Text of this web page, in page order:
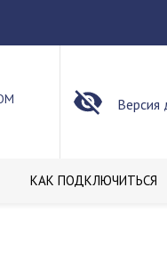
Версия
КАК ПОДКЛЮЧИТЬСЯ